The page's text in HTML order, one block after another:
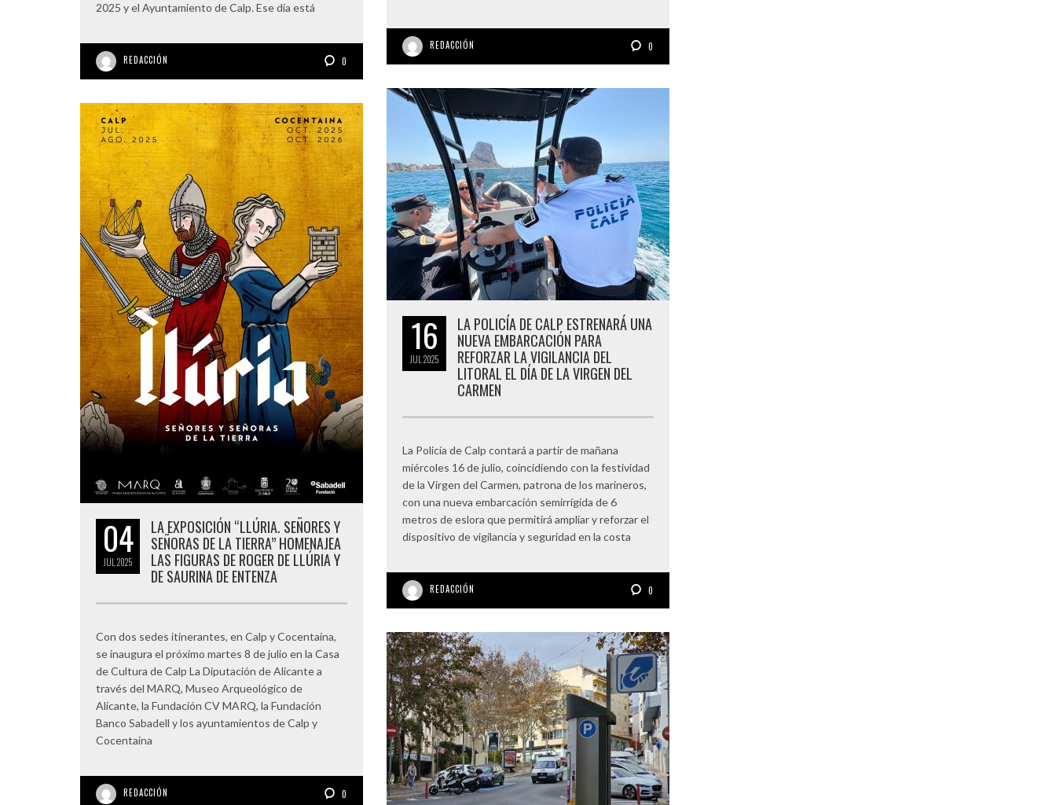
REDACCIÓN 0
2025 y el Ayuntamiento de Calp. Ese día está
REDACCIÓN 0
16
JUL 2025
LA POLICÍA DE CALP ESTRENARÁ UNA
NUEVA EMBARCACIÓN PARA
REFORZAR LA VIGILANCIA DEL
LITORAL EL DÍA DE LA VIRGEN DEL
CARMEN
La Policía de Calp contará a partir de mañana
miércoles 16 de julio, coincidiendo con la festividad
de la Virgen del Carmen, patrona de los marineros,
con una nueva embarcación semirrígida de 6
metros de eslora que permitirá ampliar y reforzar el
dispositivo de vigilancia y seguridad en la costa
REDACCIÓN 0
04
JUL 2025
LA EXPOSICIÓN “LLÚRIA. SEÑORES Y
SEÑORAS DE LA TIERRA” HOMENAJEA
LAS FIGURAS DE ROGER DE LLÚRIA Y
DE SAURINA DE ENTENZA
Con dos sedes itinerantes, en Calp y Cocentaina,
se inaugura el próximo martes 8 de julio en la Casa
de Cultura de Calp La Diputación de Alicante a
través del MARQ, Museo Arqueológico de
Alicante, la Fundación CV MARQ, la Fundación
Banco Sabadell y los ayuntamientos de Calp y
Cocentaina
REDACCIÓN 0